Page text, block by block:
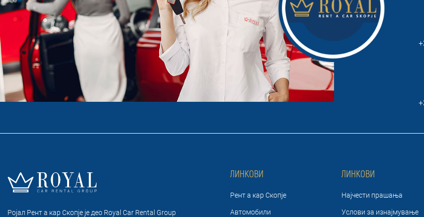
Ројал Рент а кар Скопје je део Royal Car Rental Group
ЛИНКОВИ
Рент а кар Скопје
Автомобили
ЛИНКОВИ
Најчести прашања
Услови за изнајмување